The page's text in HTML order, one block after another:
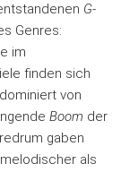
G-
Genres:
im
finden sich
von
Boom der
gaben
als